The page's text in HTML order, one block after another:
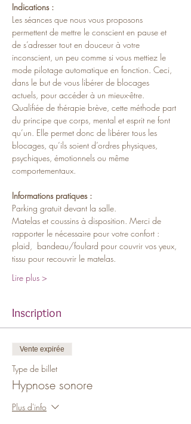
Indications :
Les séances que nous vous proposons
permettent de mettre le conscient en pause et
de s’adresser tout en douceur à votre
inconscient, un peu comme si vous mettiez le
mode pilotage automatique en fonction. Ceci,
dans le but de vous libérer de blocages
actuels, pour accéder à un mieux-être.
Qualifiée de thérapie brève, cette méthode part
du principe que corps, mental et esprit ne font
qu’un. Elle permet donc de libérer tous les
blocages, qu’ils soient d’ordres physiques,
psychiques, émotionnels ou même
comportementaux.
Informations pratiques :
Parking gratuit devant la salle.
Matelas et coussins à disposition. Merci de
rapporter le nécessaire pour votre confort :
plaid,  bandeau/foulard pour couvrir vos yeux,
tissu pour recouvrir le matelas.
Lire plus >
Inscription
Vente expirée
Type de billet
Hypnose sonore
Plus d'info